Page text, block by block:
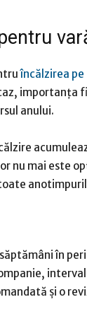
încălzirea pe
importanța
anului.
nu mai este
în
și o